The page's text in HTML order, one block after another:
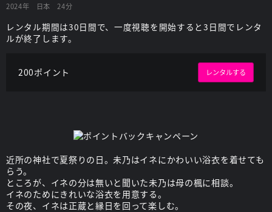
2024年 日本 24分
レンタル期間は30日間で、一度視聴を開始すると3日間でレンタ
ルが終了します。
200ポイント レンタルする
近所の神社で夏祭りの日。未乃はイネにかわいい浴衣を着せても
らう。
ところが、イネの分は無いと聞いた未乃は母の楓に相談。
イネのためにきれいな浴衣を用意する。
その夜、イネは正蔵と縁日を回って楽しむ。